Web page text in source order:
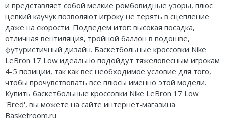
и представляет собой мелкие ромбовидные узоры, плюс
цепкий каучук позволяют игроку не терять в сцепление
даже на скорости. Подведем итог: высокая посадка,
отличная вентиляция, тройной баллон в подошве,
футуристичный дизайн. Баскетбольные кроссовки Nike
LeBron 17 Low идеально подойдут тяжеловесным игрокам
4-5 позиции, так как вес необходимое условие для того,
чтобы прочувствовать все плюсы именно этой модели.
Купить баскетбольные кроссовки Nike LeBron 17 Low
'Bred', вы можете на сайте интернет-магазина
Basketroom.ru
Air Jordan 10
Air Jordan 11
Air Jordan 12
Air Jordan 13
Air Jordan 14